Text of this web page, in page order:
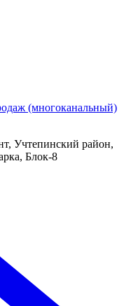
(многоканальный)
Учтепинский район,
Блок-8